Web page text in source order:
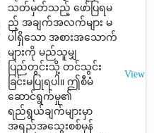
သတ်မှတ်သည့် ဖော်ပြရမ
ည့် အချက်အလက်များ မ
ပါရှိသော အစားအသောက်
များကို မည်သူမျှ
ပြည်တွင်းသို့ တင်သွင်း
ခြင်းမပြုရပါ။ ဤစီမံ
ဆောင်ရွက်မှု၏
ရည်ရွယ်ချက်များမှာ
အရည်အသွေးစစ်မှန်
View